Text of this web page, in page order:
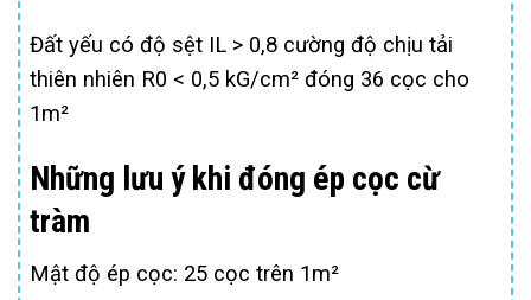
Đất yếu có độ sệt IL > 0,8 cường độ chịu tải
thiên nhiên R0 < 0,5 kG/cm² đóng 36 cọc cho
1m²
Những lưu ý khi đóng ép cọc cừ
tràm
Mật độ ép cọc: 25 cọc trên 1m²